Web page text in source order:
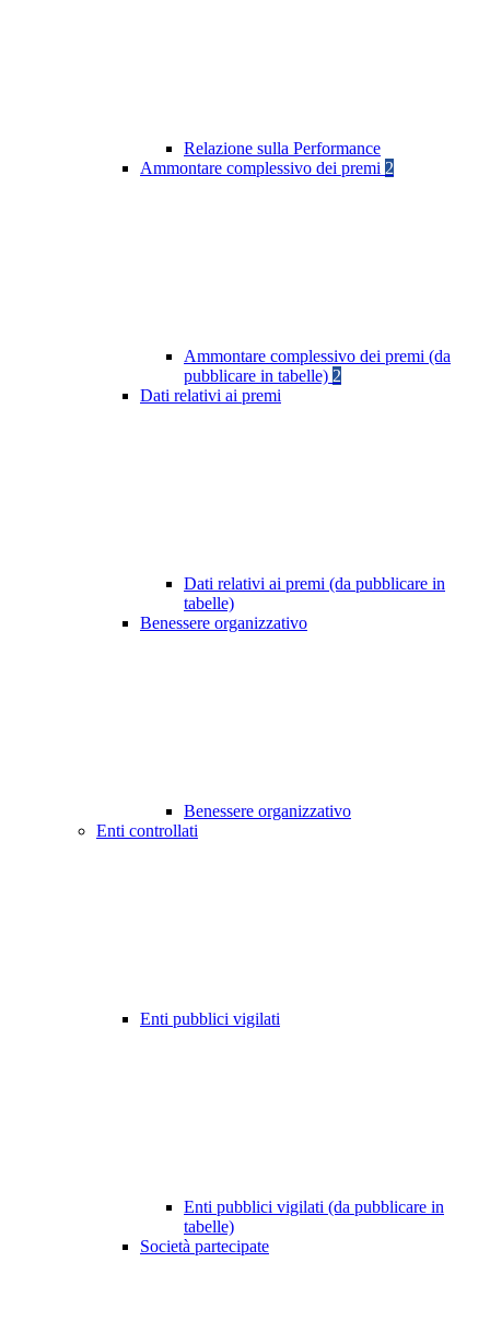
Relazione sulla Performance
Ammontare complessivo dei premi 2
Ammontare complessivo dei premi (da
pubblicare in tabelle) 2
Dati relativi ai premi
Dati relativi ai premi (da pubblicare in
tabelle)
Benessere organizzativo
Benessere organizzativo
Enti controllati
Enti pubblici vigilati
Enti pubblici vigilati (da pubblicare in
tabelle)
Società partecipate